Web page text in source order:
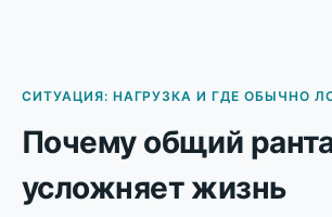
СИТУАЦИЯ: НАГРУЗКА И ГДЕ ОБЫЧНО
Почему общий
усложняет жизнь